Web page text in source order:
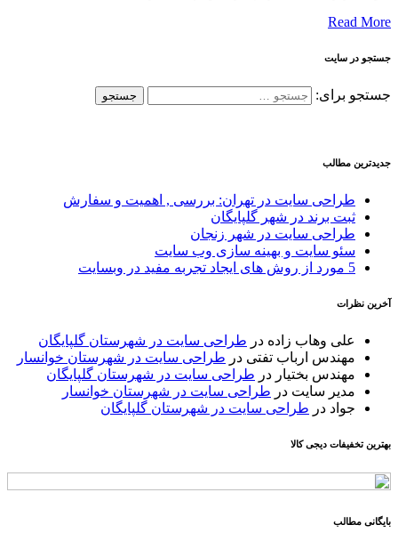
Read More
جستجو در سایت
جستجو برای:
جدیدترین مطالب
طراحی سایت در تهران: بررسی , اهمیت و سفارش
ثبت برند در شهر گلپایگان
طراحی سایت در شهر زنجان
سئو سایت و بهینه سازی وب سایت
5 مورد از روش های ایجاد تجربه مفید در وبسایت
آخرین نظرات
علی وهاب زاده در طراحی سایت در شهرستان گلپایگان
مهندس ارباب تفتی در طراحی سایت در شهرستان خوانسار
مهندس بختیار در طراحی سایت در شهرستان گلپایگان
مدیر سایت در طراحی سایت در شهرستان خوانسار
جواد در طراحی سایت در شهرستان گلپایگان
بهترین تخفیفات دیجی کالا
بایگانی مطالب